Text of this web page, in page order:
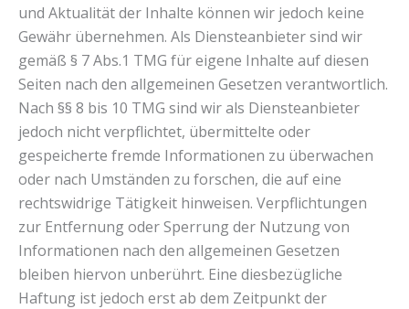
und Aktualität der Inhalte können wir jedoch keine
Gewähr übernehmen. Als Diensteanbieter sind wir
gemäß § 7 Abs.1 TMG für eigene Inhalte auf diesen
Seiten nach den allgemeinen Gesetzen verantwortlich.
Nach §§ 8 bis 10 TMG sind wir als Diensteanbieter
jedoch nicht verpflichtet, übermittelte oder
gespeicherte fremde Informationen zu überwachen
oder nach Umständen zu forschen, die auf eine
rechtswidrige Tätigkeit hinweisen. Verpflichtungen
zur Entfernung oder Sperrung der Nutzung von
Informationen nach den allgemeinen Gesetzen
bleiben hiervon unberührt. Eine diesbezügliche
Haftung ist jedoch erst ab dem Zeitpunkt der